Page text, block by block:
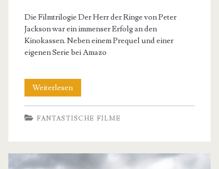
Die Filmtrilogie Der Herr der Ringe von Peter
Jackson war ein immenser Erfolg an den
Kinokassen. Neben einem Prequel und einer
eigenen Serie bei Amazo
WeiterlesenDer
Herr
der
FANTASTISCHE FILME